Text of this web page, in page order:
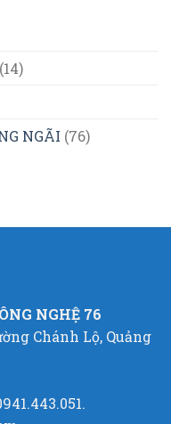
(14)
NGÃI (76)
NGHỆ 76
Chánh Lộ, Quảng